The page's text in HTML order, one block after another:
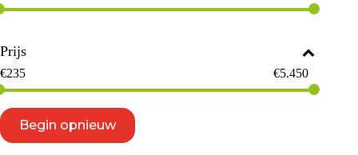
Prijs
€235 €5.450
Begin opnieuw